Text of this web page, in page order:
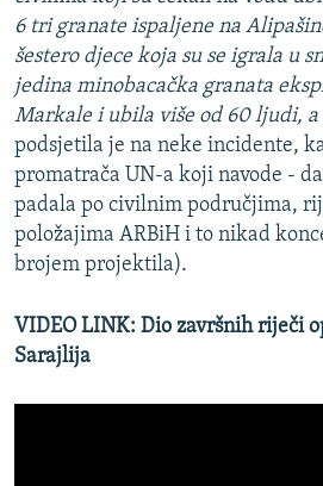
6 tri granate ispaljene na
šestero djece koja su se igrala u
jedina minobacačka granata
Markale i ubila više od 60 ljudi, a
podsjetila je na neke incidente,
promatrača UN-a koji navode -
padala po civilnim područjima,
položajima ARBiH i to nikad
brojem projektila).
VIDEO LINK: Dio završnih riječi
Sarajlija